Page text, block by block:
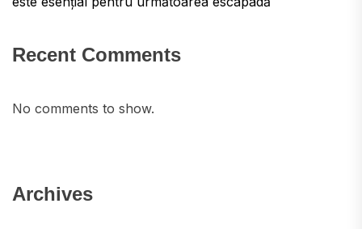
Recent Comments
No comments to show.
Archives